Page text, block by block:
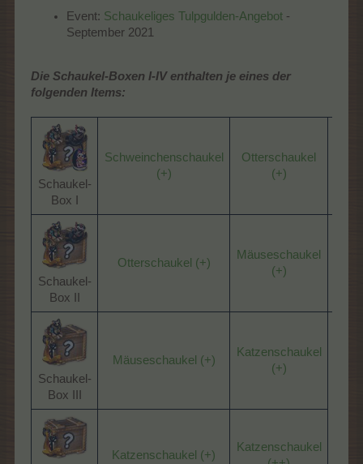
Event: Schaukeliges Tulpgulden-Angebot -
September 2021
Die Schaukel-Boxen I-IV enthalten je eines der
folgenden Items:
Schaukel-
Box I​
Schweinchenschaukel
(+)
Otterschaukel
(+)
Schaukel-
Box II​
Otterschaukel (+)
Mäuseschaukel
(+)
Schaukel-
Box III​
Mäuseschaukel (+)
Katzenschaukel
(+)
Katzenschaukel (+)
Katzenschaukel